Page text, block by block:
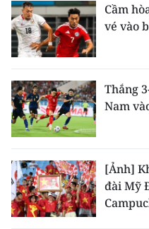
Cầm
vé vào
Thắng
Nam
[Ảnh]
đài Mỹ